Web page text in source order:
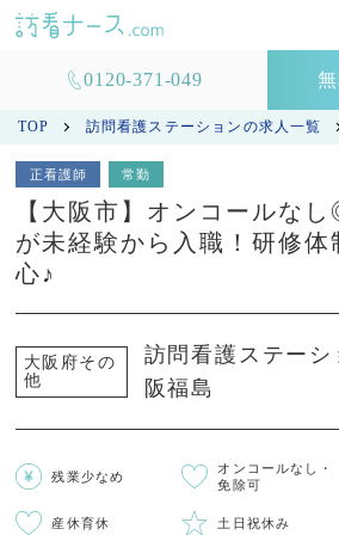
0120-371-049
TOP 訪問看護ステーションの求人一覧
正看護師 常勤
【大阪市】オンコールな
が未経験から入職！研修体
心♪
大阪府その
他
訪問看護ステー
阪福島
残業少なめ
オンコールなし・
免除可
産休育休 土日祝休み